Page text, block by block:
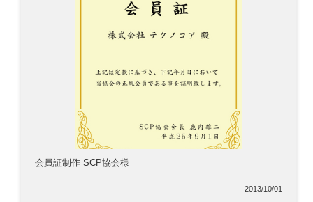
会員証制作 SCP協会様
2013/10/01